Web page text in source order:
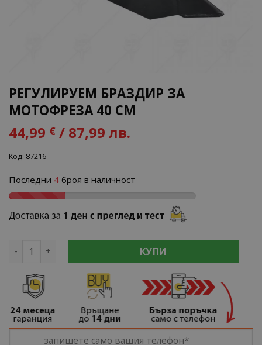
РЕГУЛИРУЕМ БРАЗДИР ЗА
МОТОФРЕЗА 40 СМ
44,99 € / 87,99 лв.
Код: 87216
Последни 4 броя в наличност
количество за РЕГУЛИРУЕМ БРАЗДИР ЗА МОТОФРЕЗА
КУПИ